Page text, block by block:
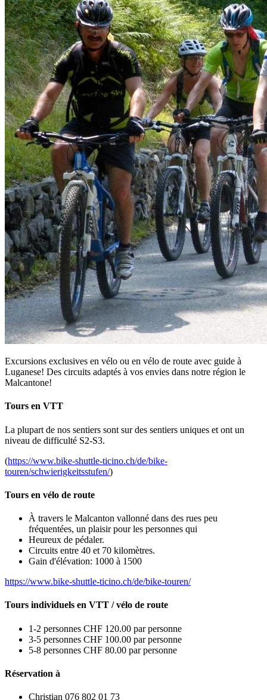
Excursions exclusives en vélo ou en vélo de route avec guide à
Luganese! Des circuits adaptés à vos envies dans notre région le
Malcantone!
Tours en VTT
La plupart de nos sentiers sont sur des sentiers uniques et ont un
niveau de difficulté S2-S3.
(https://www.bike-shuttle-ticino.ch/de/bike-
touren/schwierigkeitsstufen/)
Tours en vélo de route
À travers le Malcanton vallonné dans des rues peu
fréquentées, un plaisir pour les personnes qui
Heureux de pédaler.
Circuits entre 40 et 70 kilomètres.
Gain d'élévation: 1000 à 1500
https://www.bike-shuttle-ticino.ch/de/bike-touren/
Tours individuels en VTT / vélo de route
1-2 personnes CHF 120.00 par personne
3-5 personnes CHF 100.00 par personne
5-8 personnes CHF 80.00 par personne
Réservation à
Christian 076 802 01 73